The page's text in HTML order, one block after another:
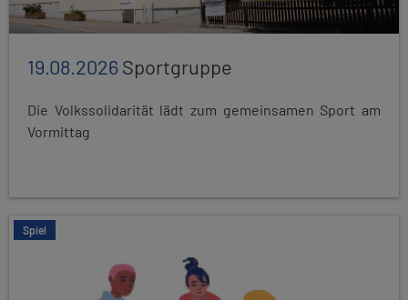
19.08.2026Sportgruppe
Die Volkssolidarität lädt zum gemeinsamen Sport am
Vormittag
Spiel